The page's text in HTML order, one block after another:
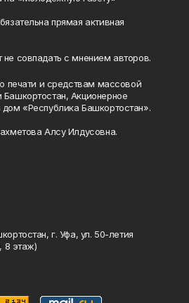
прямая активная
совпадать с мнением авторов.
печати и средствам массовой
Акционерное
«Республика Башкортостан».
Алсу Илдусовна.
г. Уфа, ул. 50-летия
8 этаж)